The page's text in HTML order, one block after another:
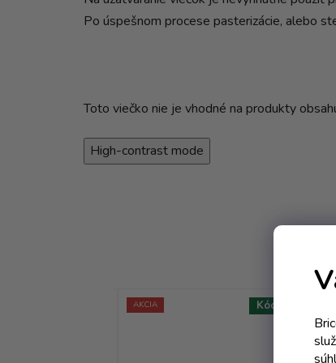
Po úspešnom procese pasterizácie, alebo
Toto viečko nie je vhodné na produkty
High-contrast mode
AKCIA Kód: